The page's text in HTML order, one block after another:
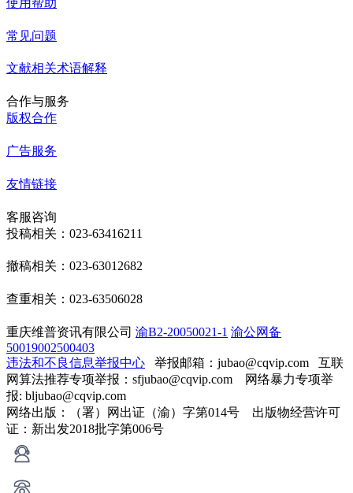
常见问题
文献相关术语解释
合作与服务
版权合作
广告服务
友情链接
客服咨询
投稿相关：023-63416211
撤稿相关：023-63012682
查重相关：023-63506028
重庆维普资讯有限公司 渝B2-20050021-1 渝公网备
50019002500403
违法和不良信息举报中心 举报邮箱：jubao@cqvip.com 互联
网算法推荐专项举报：sfjubao@cqvip.com 网络暴力专项举
报: bljubao@cqvip.com
网络出版：（署）网出证（渝）字第014号 出版物经营许可
证：新出发2018批字第006号